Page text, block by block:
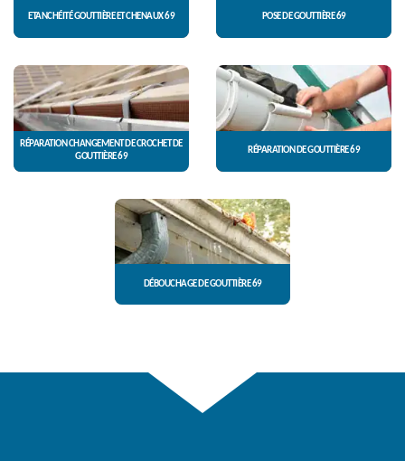
ETANCHÉITÉ GOUTTIÈRE ET CHENAUX 69 POSE DE GOUTTIÈRE 69
RÉPARATION CHANGEMENT DE CROCHET DE
GOUTTIÈRE 69
RÉPARATION DE GOUTTIÈRE 69
DÉBOUCHAGE DE GOUTTIÈRE 69